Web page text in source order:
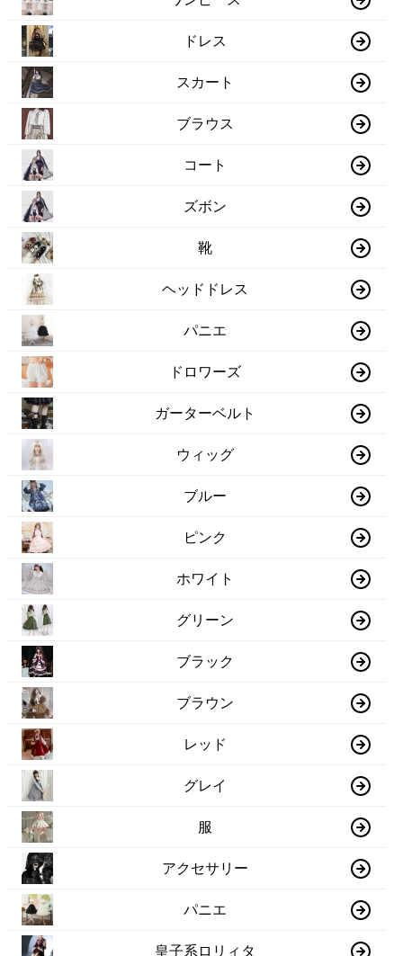
ドレス
スカート
ブラウス
コート
ズボン
靴
ヘッドドレス
パニエ
ドロワーズ
ガーターベルト
ウィッグ
ブルー
ピンク
ホワイト
グリーン
ブラック
ブラウン
レッド
グレイ
服
アクセサリー
パニエ
皇子系ロリィタ